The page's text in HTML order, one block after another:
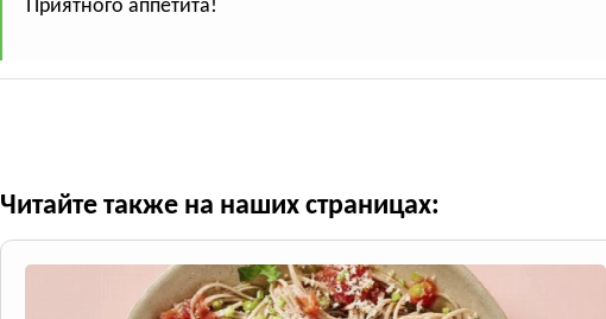
Приятного аппетита!
Читайте также на наших страницах: